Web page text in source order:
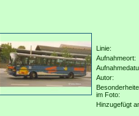
Linie:
Aufnahmeort:
Autor:
im Foto:
Hinzugefügt